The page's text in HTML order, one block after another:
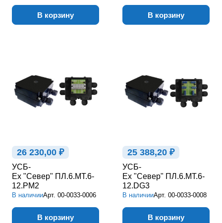
В корзину В корзину
26 230,00 ₽
УСБ-
Ex "Север" ПЛ.6.МТ.6-
12.РМ2
В наличииАрт. 00-0033-0006
В корзину
25 388,20 ₽
УСБ-
Ex "Север" ПЛ.6.МТ.6-
12.DG3
В наличииАрт. 00-0033-0008
В корзину